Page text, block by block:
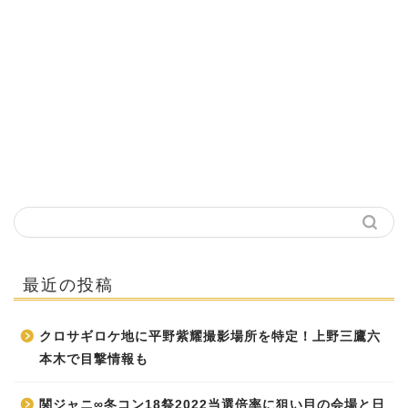
最近の投稿
クロサギロケ地に平野紫耀撮影場所を特定！上野三鷹六
本木で目撃情報も
関ジャニ∞冬コン18祭2022当選倍率に狙い目の会場と日